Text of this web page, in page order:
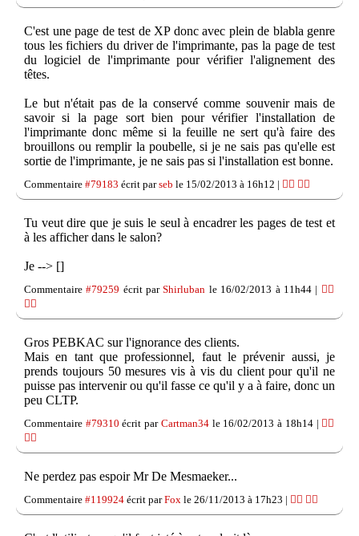
C'est une page de test de XP donc avec plein de blabla genre
tous les fichiers du driver de l'imprimante, pas la page de test
du logiciel de l'imprimante pour vérifier l'alignement des
têtes.
Le but n'était pas de la conservé comme souvenir mais de
savoir si la page sort bien pour vérifier l'installation de
l'imprimante donc même si la feuille ne sert qu'à faire des
brouillons ou remplir la poubelle, si je ne sais pas qu'elle est
sortie de l'imprimante, je ne sais pas si l'installation est bonne.
Commentaire #79183 écrit parseb le 15/02/2013 à 16h12 | 👍🏽 👎🏽
Tu veut dire que je suis le seul à encadrer les pages de test et
à les afficher dans le salon?
Je --> []
Commentaire#79259 écrit parShirluban le 16/02/2013 à 11h44 | 👍🏽
👎🏽
Gros PEBKAC sur l'ignorance des clients.
Mais en tant que professionnel, faut le prévenir aussi, je
prends toujours 50 mesures vis à vis du client pour qu'il ne
puisse pas intervenir ou qu'il fasse ce qu'il y a à faire, donc un
peu CLTP.
Commentaire #79310 écrit par Cartman34le 16/02/2013 à 18h14 | 👍🏽
👎🏽
Ne perdez pas espoir Mr De Mesmaeker...
Commentaire #119924 écrit parFox le 26/11/2013 à 17h23 | 👍🏽 👎🏽